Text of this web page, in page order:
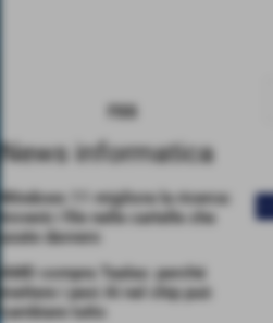
rss
News informatica
Windows 11 migliora la ricerca:
troverà i file nelle cartelle che
usate davvero
AMD compra Taalas: perché
mettere i pesi AI nel chip può
cambiare tutto